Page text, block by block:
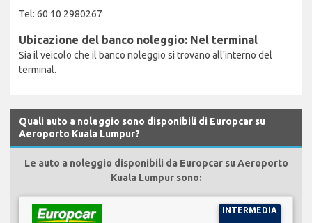
Tel: 60 10 2980267
Ubicazione del banco noleggio: Nel terminal
Sia il veicolo che il banco noleggio si trovano all'interno del
terminal.
Quali auto a noleggio sono disponibili di Europcar su
Aeroporto Kuala Lumpur?
Le auto a noleggio disponibili da Europcar su Aeroporto
Kuala Lumpur sono:
INTERMEDIA